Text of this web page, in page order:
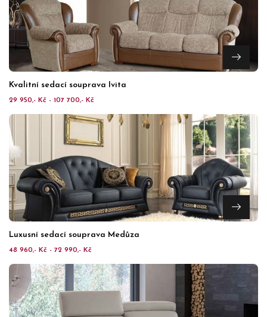
Kvalitní sedací souprava Ivita
29 950,- Kč - 107 700,- Kč
Luxusní sedací souprava Medůza
48 960,- Kč - 72 990,- Kč